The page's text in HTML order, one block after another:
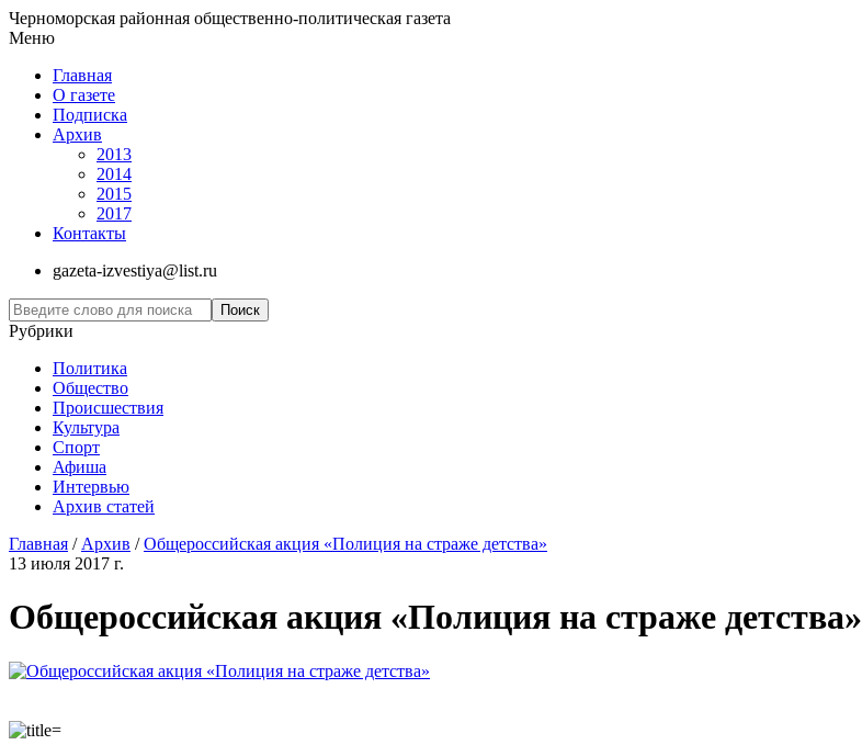
Черноморская районная общественно-политическая газета
Меню
Главная
О газете
Подписка
Архив
2013
2014
2015
2017
Контакты
gazeta-izvestiya@list.ru
Рубрики
Политика
Общество
Проиcшествия
Культура
Спорт
Афиша
Интервью
Архив статей
Главная / Архив /Общероссийская акция «Полиция на страже детства»
13 июля 2017 г.
Общероссийская акция «Полиция на страже детства»